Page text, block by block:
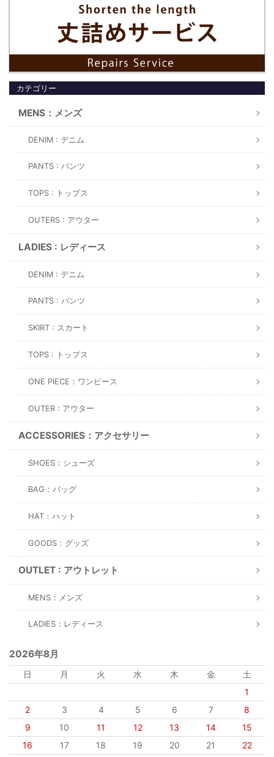
カテゴリー
MENS：メンズ
DENIM : デニム
PANTS : パンツ
TOPS : トップス
OUTERS : アウター
LADIES : レディース
DENIM : デニム
PANTS : パンツ
SKIRT : スカート
TOPS : トップス
ONE PIECE：ワンピース
OUTER : アウター
ACCESSORIES：アクセサリー
SHOES：シューズ
BAG：バッグ
HAT：ハット
GOODS：グッズ
OUTLET : アウトレット
MENS：メンズ
LADIES：レディース
2026年8月
日 月 火 水 木 金
土
1
2
3 4 5 6 7
8
9
10 11 12 13 14
15
16
17 18 19 20 21
22